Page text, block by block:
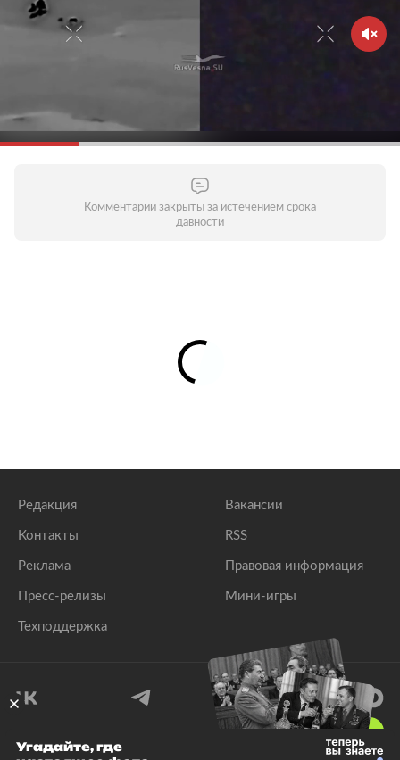
Комментарии закрыты за истечением срока
давности
Редакция
Контакты
Реклама
Пресс-релизы
Техподдержка
Вакансии
RSS
Правовая информация
Мини-игры
Угадайте, где